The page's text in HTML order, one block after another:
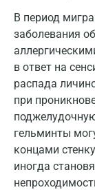
В период
заболевания
в ответ на
распада
при
гельминты
концами
иногда
Дмитров